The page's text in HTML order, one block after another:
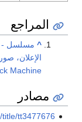
المراجع
الإعلان، صور،
Machine
مصادر
title/tt3477676